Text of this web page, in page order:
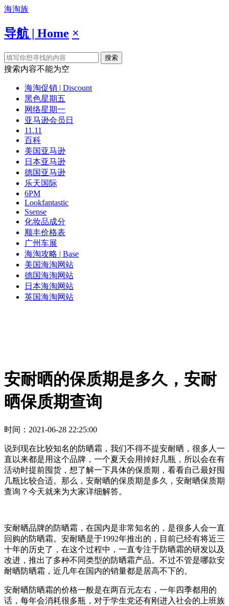
海淘族
导航 | Home ×
搜索
搜索内容不能为空
海淘促销 | Discount
黑色星期五
网络星期一
亚马逊会员日
11.11
百科
美国亚马逊
日本亚马逊
德国亚马逊
乐天国际
6PM
Lookfantastic
Ssense
化妆品成分
顺丰价格表
广州车展
海淘攻略 | Base
美国海淘网站
德国海淘网站
日本海淘网站
英国海淘网站
安耐晒的保质期是多久，安耐
晒保质期查询
时间：2021-06-28 22:25:00
说到现在比较知名的防晒霜，我们不得不提安耐晒，很多人一
直以来都是用这个品牌，一个夏天会用掉好几瓶，所以会在有
活动时提前囤货，想了解一下具体的保质期，看看自己最好囤
几瓶比较合适。那么，安耐晒的保质期是多久，安耐晒保质期
查询？今天就来为大家详细解答。
安耐晒品牌的防晒霜，在国内是非常知名的，是很多人会一直
回购的防晒霜。安耐晒是于1992年推出的，目前已经有将近三
十年的历史了，在这个过程中，一直专注于防晒霜的研发以及
改进，推出了多种不同类型的防晒霜产品。不过不管是哪款安
耐晒防晒霜，近几年在国内的销量都是居高不下的。
安耐晒防晒霜的价格一般是在两百元左右，一年四季都用的
话，每年会消耗很多瓶，对于学生党还有刚进入社会的上班族